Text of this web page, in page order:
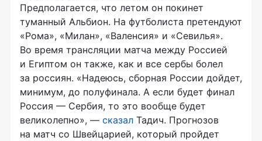
Предполагается, что летом он покинет
туманный Альбион. На футболиста претендуют
«Рома», «Милан», «Валенсия» и «Севилья».
Во время трансляции матча между Россией
и Египтом он также, как и все сербы болел
за россиян. «Надеюсь, сборная России дойдет,
минимум, до полуфинала. А если будет финал
Россия — Сербия, то это вообще будет
великолепно», — сказал Тадич. Прогнозов
на матч со Швейцарией, который пройдет